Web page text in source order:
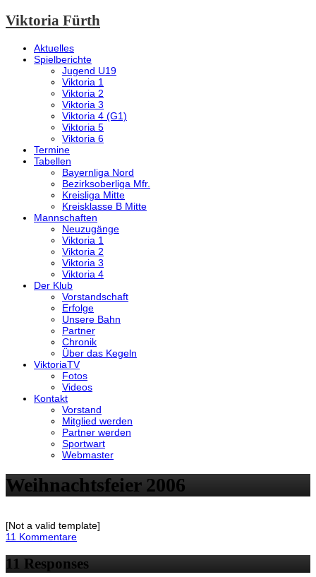
Viktoria Fürth
Aktuelles
Spielberichte
Jugend U19
Viktoria 1
Viktoria 2
Viktoria 3
Viktoria 4 (G1)
Viktoria 5
Viktoria 6
Termine
Tabellen
Bayernliga Nord
Bezirksoberliga Mfr.
Kreisliga Mitte
Kreisklasse B Mitte
Mannschaften
Neuzugänge
Viktoria 1
Viktoria 2
Viktoria 3
Viktoria 4
Der Klub
Vorstandschaft
Erfolge
Unsere Bahn
Partner
Chronik
Über das Kegeln
ViktoriaTV
Fotos
Videos
Kontakt
Vorstand
Mitglied werden
Partner werden
Sportwart
Webmaster
Weihnachtsfeier 2006
[Not a valid template]
11 Kommentare
11 Responses